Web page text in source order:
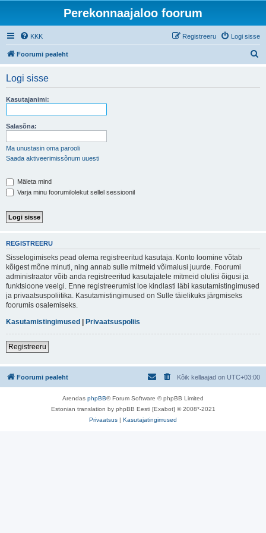
Perekonnaajaloo foorum
KKK Logi sisse
Registreeru
Foorumi pealeht
Logi sisse
Kasutajanimi:
Salasõna:
Ma unustasin oma parooli
Saada aktiveerimissõnum uuesti
Mäleta mind
Varja minu foorumilolekut sellel sessioonil
REGISTREERU
Sisselogimiseks pead olema registreeritud kasutaja. Konto loomine võtab
kõigest mõne minuti, ning annab sulle mitmeid võimalusi juurde. Foorumi
administraator võib anda registreeritud kasutajatele mitmeid olulisi õigusi ja
funktsioone veelgi. Enne registreerumist loe kindlasti läbi kasutamistingimused
ja privaatsuspoliitika. Kasutamistingimused on Sulle täielikuks järgmiseks
foorumis osalemiseks.
Kasutamistingimused | Privaatsuspoliis
Registreeru
Foorumi pealeht Kõik kellaajad on UTC+03:00
Arendas phpBB® Forum Software © phpBB Limited
Estonian translation by phpBB Eesti [Exabot] © 2008*-2021
Privaatsus | Kasutajatingimused